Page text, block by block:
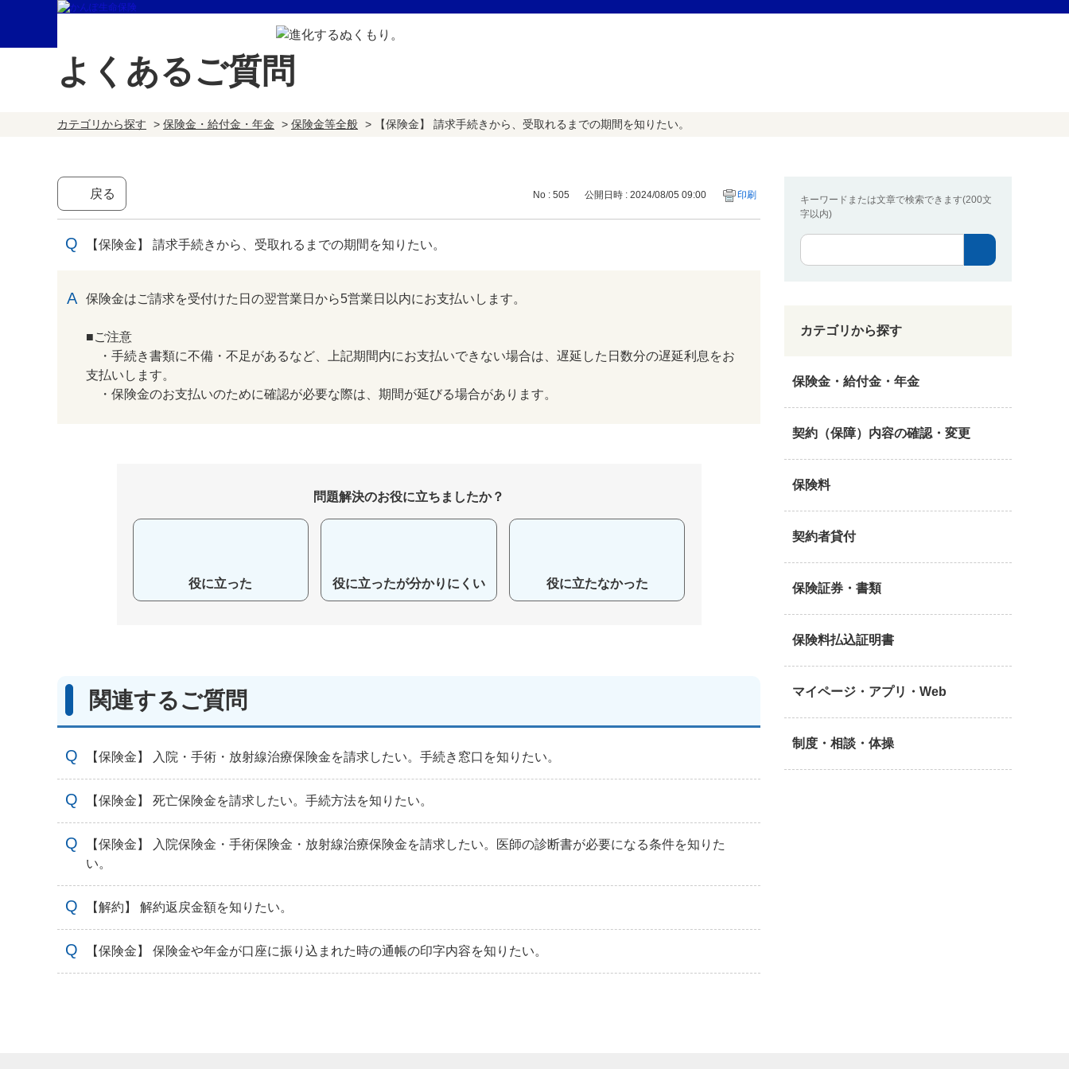
よくあるご質問
カテゴリから探す > 保険金・給付金・年金 > 保険金等全般 > 【保険金】 請求手続きから、受取れるまでの期間を知りたい。
キーワードまたは文章で検索できます(200文
字以内)
カテゴリから探す
保険金・給付金・年金
契約（保障）内容の確認・変更
保険料
契約者貸付
保険証券・書類
保険料払込証明書
マイページ・アプリ・Web
制度・相談・体操
戻る No : 505 公開日時 : 2024/08/05 09:00 印刷
【保険金】 請求手続きから、受取れるまでの期間を知りたい。
保険金はご請求を受付けた日の翌営業日から5営業日以内にお支払いします。
■ご注意
・手続き書類に不備・不足があるなど、上記期間内にお支払いできない場合は、遅延した日数分の遅延利息をお
支払いします。
・保険金のお支払いのために確認が必要な際は、期間が延びる場合があります。
問題解決のお役に立ちましたか？
役に立った 役に立ったが分かりにくい 役に立たなかった
関連するご質問
【保険金】 入院・手術・放射線治療保険金を請求したい。手続き窓口を知りたい。
【保険金】 死亡保険金を請求したい。手続方法を知りたい。
【保険金】 入院保険金・手術保険金・放射線治療保険金を請求したい。医師の診断書が必要になる条件を知りた
い。
【解約】 解約返戻金額を知りたい。
【保険金】 保険金や年金が口座に振り込まれた時の通帳の印字内容を知りたい。